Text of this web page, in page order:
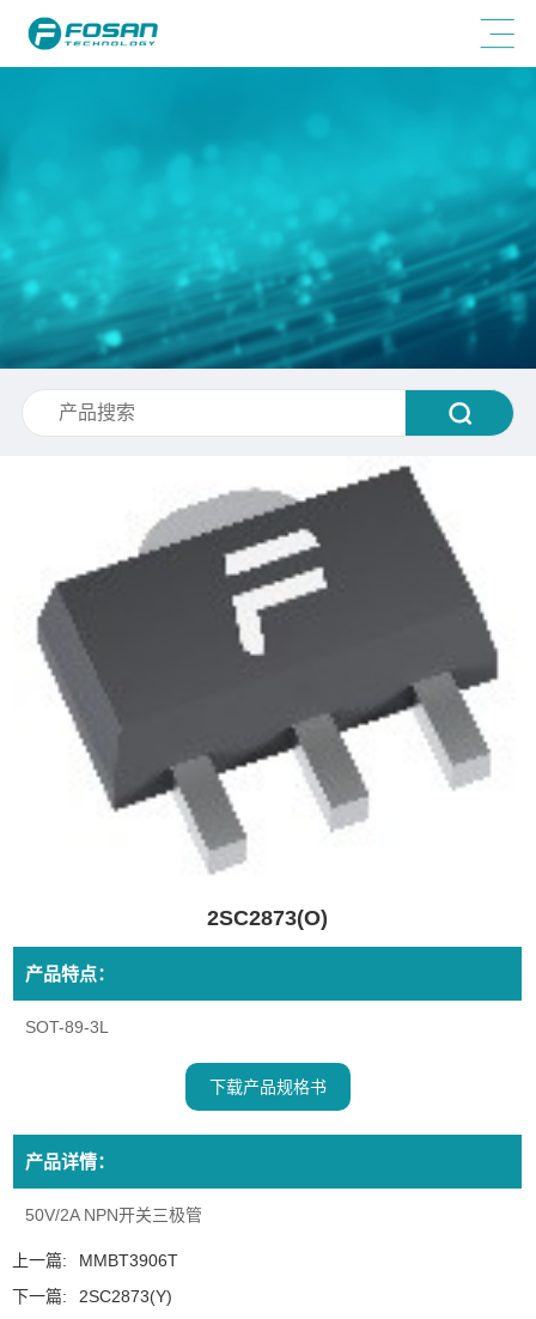
2SC2873(O)
产品特点：
SOT-89-3L
下载产品规格书
产品详情：
50V/2A NPN开关三极管
上一篇:
MMBT3906T
下一篇:
2SC2873(Y)